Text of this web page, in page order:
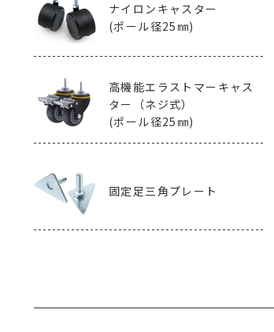
ナイロンキャスター
(ポール径25㎜)
高機能エラストマー キャス
ター（ネジ式）
(ポール径25㎜)
固定足三角プレート